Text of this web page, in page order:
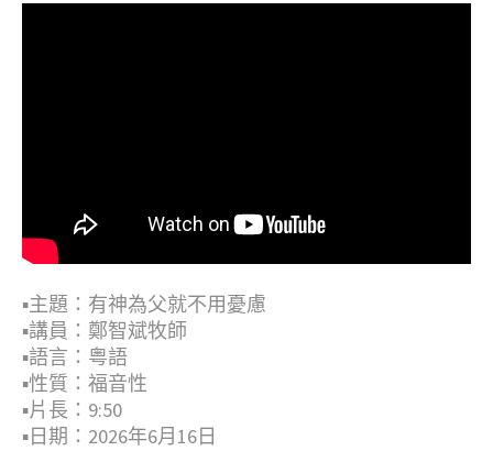
▪︎主題：有神為父就不用憂慮
▪︎講員：鄭智斌牧師
▪︎語言：粤語
▪︎性質：福音性
▪︎片長：9:50
▪︎日期：2026年6月16日